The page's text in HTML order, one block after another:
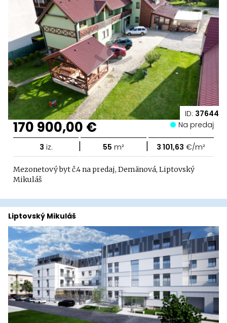
ID: 37644
170 900,00 € Na predaj
3 iz. | 55 m² | 3 101,63 €/m²
Mezonetový byt č.4 na predaj, Demänová, Liptovský
Mikuláš
Liptovský Mikuláš